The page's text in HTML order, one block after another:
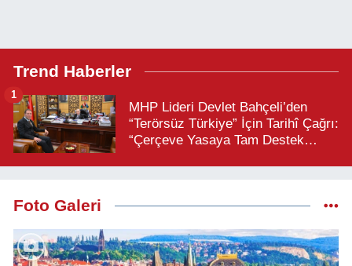
Trend Haberler
MHP Lideri Devlet Bahçeli’den
“Terörsüz Türkiye” İçin Tarihî Çağrı:
“Çerçeve Yasaya Tam Destek
1
Foto Galeri